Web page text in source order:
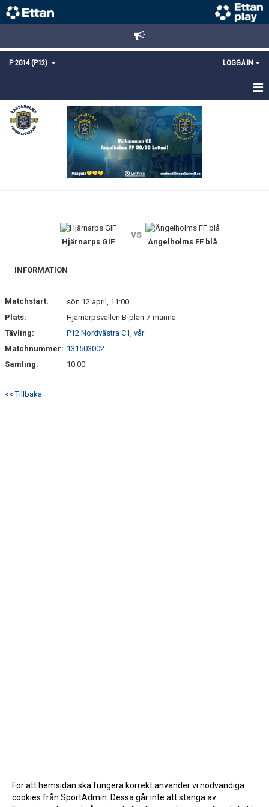
P 2014 (P12) LOGGA IN
HEM
NYHETER
KONTAKT
Hjärnarps GIF
vs
Ängelholms FF blå
INFORMATION
Matchstart:
sön 12 april, 11:00
Plats:
Hjärnarpsvallen B-plan 7-manna
Tävling:
P12 Nordvästra C1, vår
Matchnummer: 131503002
Samling:
10:00
<< Tillbaka
För att hemsidan ska fungera korrekt använder vi nödvändiga
cookies från SportAdmin. Dessa går inte att stänga av.